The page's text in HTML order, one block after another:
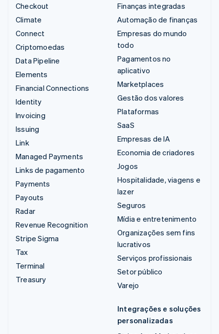
Checkout
Climate
Connect
Criptomoedas
Data Pipeline
Elements
Financial Connections
Identity
Invoicing
Issuing
Link
Managed Payments
Links de pagamento
Payments
Payouts
Radar
Revenue Recognition
Stripe Sigma
Tax
Terminal
Treasury
Finanças integradas
Automação de finanças
Empresas do mundo
todo
Pagamentos no
aplicativo
Marketplaces
Gestão dos valores
Plataformas
SaaS
Empresas de IA
Economia de criadores
Jogos
Hospitalidade, viagens e
lazer
Seguros
Mídia e entretenimento
Organizações sem fins
lucrativos
Serviços profissionais
Setor público
Varejo
Integrações e soluções
personalizadas